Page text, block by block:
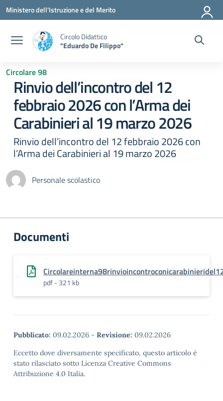
Vai ai contenuti
Vai al menu di navigazione
Vai al footer
Ministero dell'Istruzione e del Merito
Circolo Didattico
"Eduardo De Filippo"
Circolare 98
Rinvio dell’incontro del 12
febbraio 2026 con l’Arma dei
Carabinieri al 19 marzo 2026
Rinvio dell’incontro del 12 febbraio 2026 con
l’Arma dei Carabinieri al 19 marzo 2026
Personale scolastico
Documenti
pdf - 321 kb
Pubblicato: 09.02.2026 - Revisione: 09.02.2026
Eccetto dove diversamente specificato, questo articolo è
stato rilasciato sotto Licenza Creative Commons
Attribuzione 4.0 Italia.